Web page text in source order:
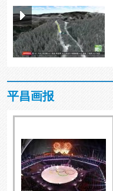
平昌画报